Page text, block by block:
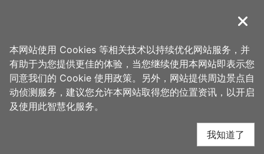
導覽
首页 > 想去的地方 > 美食、购物 > 达令大林 创意冰品
达令大林 创意冰品 周
边店家
关闭
本网站使用 Cookies 等相关技术以持续优化网站服务，并
有助于为您提供更佳的体验，当您继续使用本网站即表示您
同意我们的 Cookie 使用政策。另外，网站提供周边景点自
动侦测服务，建议您允许本网站取得您的位置资讯，以开启
及使用此智慧化服务。
我知道了